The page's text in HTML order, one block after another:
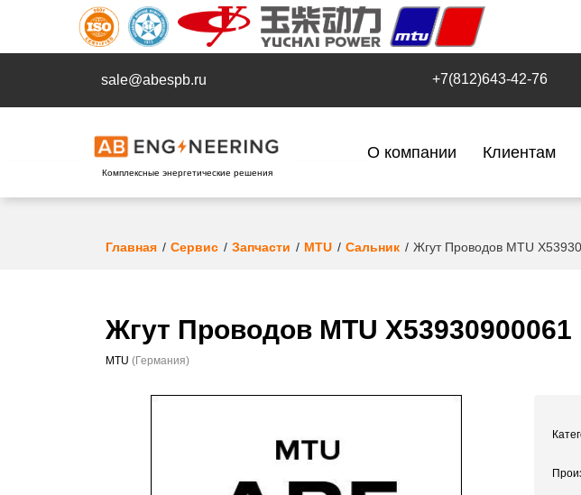
sale@abespb.ru +7(812)643-42-76
Комплексные энергетические решения
О компании Клиентам
Главная Сервис Запчасти MTU Сальник Жгут Проводов MTU
Жгут Проводов MTU X53930900061
MTU (Германия)